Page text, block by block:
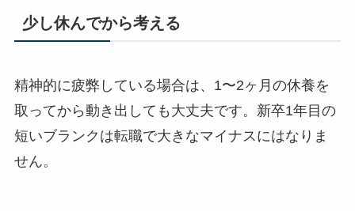
少し休んでから考える
精神的に疲弊している場合は、1〜2ヶ月の休養を
取ってから動き出しても大丈夫です。新卒1年目の
短いブランクは転職で大きなマイナスにはなりま
せん。